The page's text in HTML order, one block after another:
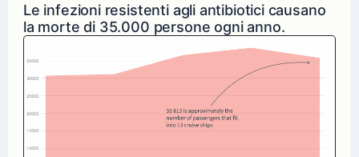
Le infezioni resistenti agli antibiotici causano
la morte di 35.000 persone ogni anno.